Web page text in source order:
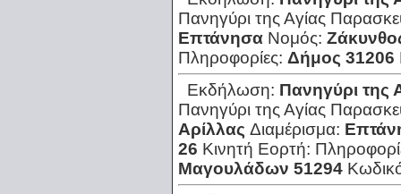
Πανηγύρι της Αγίας
Επτάνησα Νομός:
Πληροφορίες: Δήμος 31206
Εκδήλωση: Πανηγύρι της
Πανηγύρι της Αγίας
Αρίλλας Διαμέρισμα:
26 Κινητή Εορτή:
Μαγουλάδων 51294